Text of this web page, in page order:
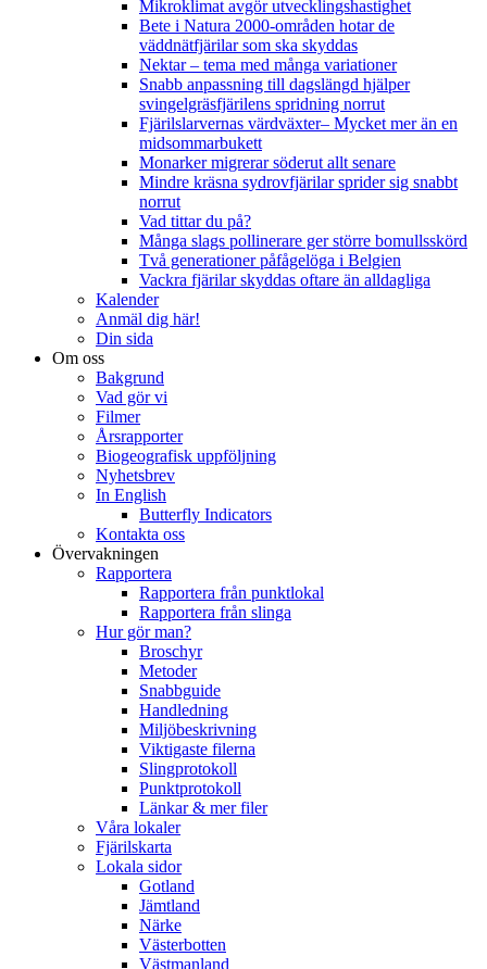
Mikroklimat avgör utvecklingshastighet
Bete i Natura 2000-områden hotar de
väddnätfjärilar som ska skyddas
Nektar – tema med många variationer
Snabb anpassning till dagslängd hjälper
svingelgräsfjärilens spridning norrut
Fjärilslarvernas värdväxter– Mycket mer än en
midsommarbukett
Monarker migrerar söderut allt senare
Mindre kräsna sydrovfjärilar sprider sig snabbt
norrut
Vad tittar du på?
Många slags pollinerare ger större bomullsskörd
Två generationer påfågelöga i Belgien
Vackra fjärilar skyddas oftare än alldagliga
Kalender
Anmäl dig här!
Din sida
Om oss
Bakgrund
Vad gör vi
Filmer
Årsrapporter
Biogeografisk uppföljning
Nyhetsbrev
In English
Butterfly Indicators
Kontakta oss
Övervakningen
Rapportera
Rapportera från punktlokal
Rapportera från slinga
Hur gör man?
Broschyr
Metoder
Snabbguide
Handledning
Miljöbeskrivning
Viktigaste filerna
Slingprotokoll
Punktprotokoll
Länkar & mer filer
Våra lokaler
Fjärilskarta
Lokala sidor
Gotland
Jämtland
Närke
Västerbotten
Västmanland